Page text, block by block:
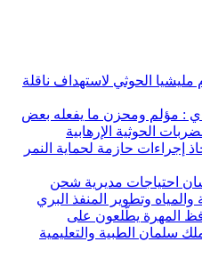
مليشيا الحوثي لاستهداف ناقلة
: مؤلم ومحزن ما يفعله بعض
الحوثية الإرهابية
إجراءات حازمة لحماية النمر
احتياجات مديرية شحن
وتطوير المنفذ البري
المهرة يطّلعون على
سلمان الطبية والتعليمية